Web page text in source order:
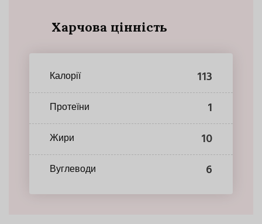
Харчова цінність
Калорії 113
Протеїни 1
Жири 10
Вуглеводи 6